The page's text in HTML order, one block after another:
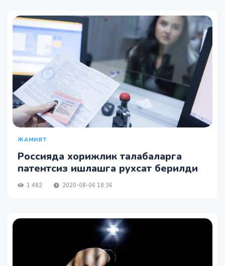
ЖАМИЯТ
Россияда хорижлик талабаларга
патентсиз ишлашга рухсат берилди
1 482 2020-08-06 18:36